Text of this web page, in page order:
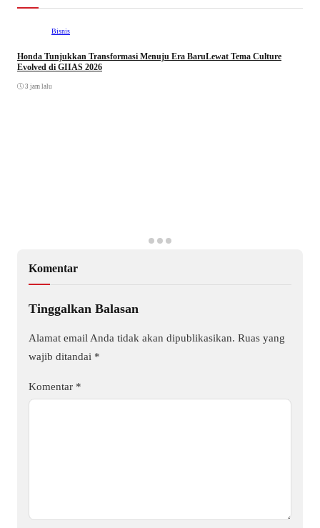
Bisnis
Honda Tunjukkan Transformasi Menuju Era BaruLewat Tema Culture
Evolved di GIIAS 2026
3 jam lalu
Komentar
Tinggalkan Balasan
Alamat email Anda tidak akan dipublikasikan. Ruas yang
wajib ditandai *
Komentar *